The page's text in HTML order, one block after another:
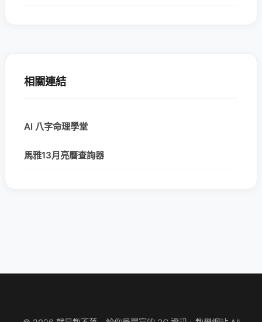
相關連結
AI 八字命理學堂
馬雅13月亮曆查詢器